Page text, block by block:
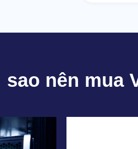
sao nên mua